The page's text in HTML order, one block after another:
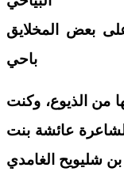
بعض المخلايق
باحي
من الذيوع، وكنت
عائشة بنت
شليويح الغامدي